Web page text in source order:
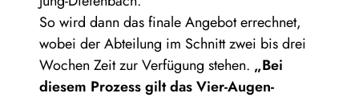
So wird dann das finale Angebot errechnet,
wobei der Abteilung im Schnitt zwei bis drei
Wochen Zeit zur Verfügung stehen. „Bei
diesem Prozess gilt das Vier-Augen-